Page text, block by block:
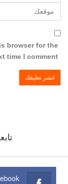
browser for the
time I comment.